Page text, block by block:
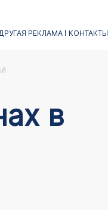
РЕКЛАМА КОНТАКТЫ
в